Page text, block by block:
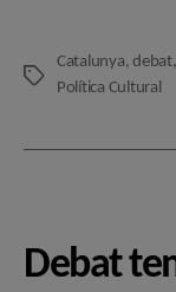
Etiquetes
Catalunya,debat,
Política Cultural
Debat